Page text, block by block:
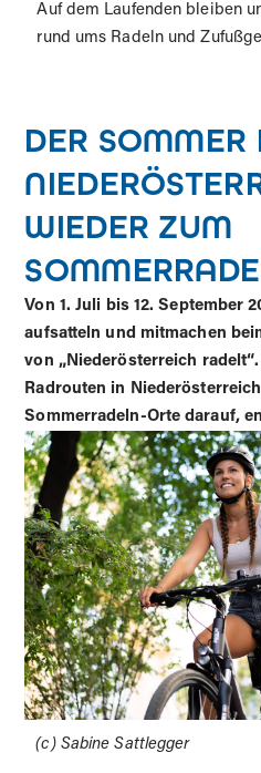
Auf dem Laufenden bleiben
rund ums Radeln und
DER SOMMER
WIEDER ZUM
Von 1. Juli bis 12. September
aufsatteln und mitmachen
von „Niederösterreich
Radrouten in
Sommerradeln-Orte darauf,
(c) Sabine Sattlegger